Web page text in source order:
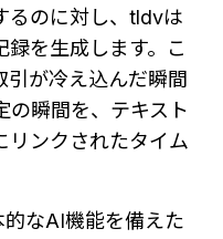
るのに対し、tldvは
録を生成します。こ
引が冷え込んだ瞬間
の瞬間を、テキスト
リンクされたタイム
なAI機能を備えた